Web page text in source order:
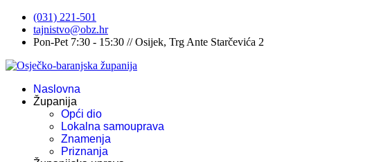
(031) 221-501
tajnistvo@obz.hr
Pon-Pet 7:30 - 15:30 // Osijek, Trg Ante Starčevića 2
Naslovna
Županija
Opći dio
Lokalna samouprava
Znamenja
Priznanja